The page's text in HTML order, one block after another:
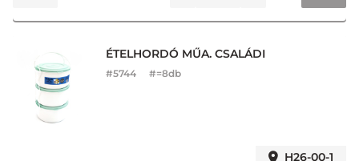
ÉTELHORDÓ MŰA. CSALÁDI
#5744 #=8db
H26-00-1